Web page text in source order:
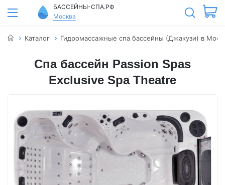
БАССЕЙНЫ-СПА.РФ
Москва
Каталог Гидромассажные спа бассейны (Джакузи) в
Спа бассейн Passion Spas
Exclusive Spa Theatre